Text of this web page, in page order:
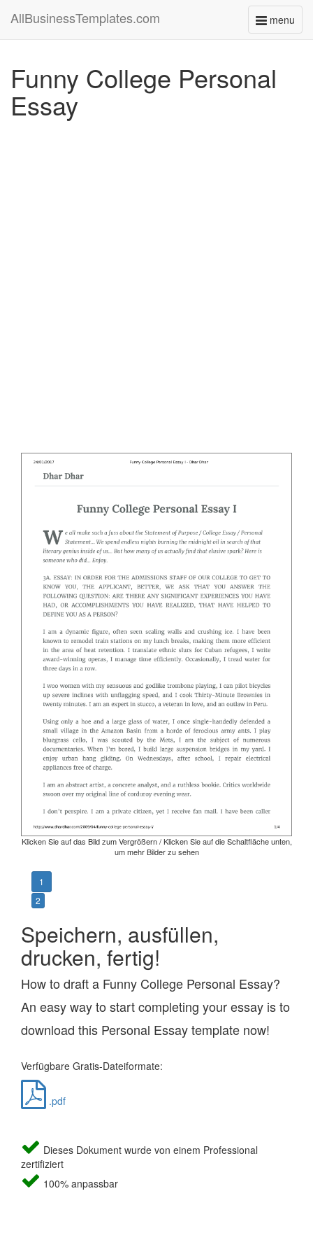
menu
Toggle
AllBusinessTemplates.com
Funny College Personal
Essay
Klicken Sie auf das Bild zum Vergrößern / Klicken Sie auf die Schaltfläche unten,
um mehr Bilder zu sehen
1
2
Speichern, ausfüllen,
drucken, fertig!
How to draft a Funny College Personal Essay?
An easy way to start completing your essay is to
download this Personal Essay template now!
Verfügbare Gratis-Dateiformate:
.pdf
Dieses Dokument wurde von einem Professional
zertifiziert
100% anpassbar